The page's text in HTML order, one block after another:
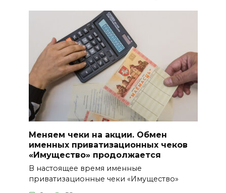
Меняем чеки на акции. Обмен
именных приватизационных чеков
«Имущество» продолжается
В настоящее время именные
приватизационные чеки «Имущество»